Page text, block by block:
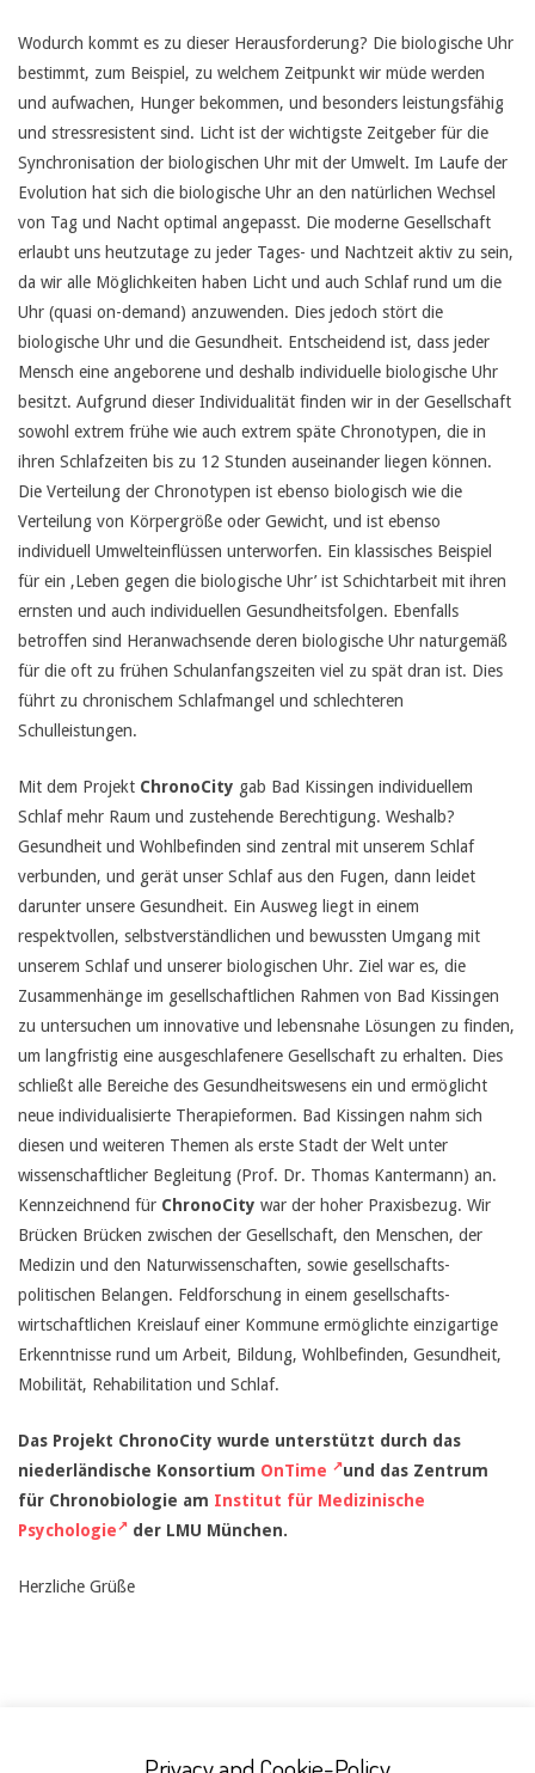
Wodurch kommt es zu dieser Herausforderung? Die biologische Uhr
bestimmt, zum Beispiel, zu welchem Zeitpunkt wir müde werden
und aufwachen, Hunger bekommen, und besonders leistungsfähig
und stressresistent sind. Licht ist der wichtigste Zeitgeber für die
Synchronisation der biologischen Uhr mit der Umwelt. Im Laufe der
Evolution hat sich die biologische Uhr an den natürlichen Wechsel
von Tag und Nacht optimal angepasst. Die moderne Gesellschaft
erlaubt uns heutzutage zu jeder Tages- und Nachtzeit aktiv zu sein,
da wir alle Möglichkeiten haben Licht und auch Schlaf rund um die
Uhr (quasi on-demand) anzuwenden. Dies jedoch stört die
biologische Uhr und die Gesundheit. Entscheidend ist, dass jeder
Mensch eine angeborene und deshalb individuelle biologische Uhr
besitzt. Aufgrund dieser Individualität finden wir in der Gesellschaft
sowohl extrem frühe wie auch extrem späte Chronotypen, die in
ihren Schlafzeiten bis zu 12 Stunden auseinander liegen können.
Die Verteilung der Chronotypen ist ebenso biologisch wie die
Verteilung von Körpergröße oder Gewicht, und ist ebenso
individuell Umwelteinflüssen unterworfen. Ein klassisches Beispiel
für ein ‚Leben gegen die biologische Uhr’ ist Schichtarbeit mit ihren
ernsten und auch individuellen Gesundheitsfolgen. Ebenfalls
betroffen sind Heranwachsende deren biologische Uhr naturgemäß
für die oft zu frühen Schulanfangszeiten viel zu spät dran ist. Dies
führt zu chronischem Schlafmangel und schlechteren
Schulleistungen.
Mit dem Projekt ChronoCity gab Bad Kissingen individuellem
Schlaf mehr Raum und zustehende Berechtigung. Weshalb?
Gesundheit und Wohlbefinden sind zentral mit unserem Schlaf
verbunden, und gerät unser Schlaf aus den Fugen, dann leidet
darunter unsere Gesundheit. Ein Ausweg liegt in einem
respektvollen, selbstverständlichen und bewussten Umgang mit
unserem Schlaf und unserer biologischen Uhr. Ziel war es, die
Zusammenhänge im gesellschaftlichen Rahmen von Bad Kissingen
zu untersuchen um innovative und lebensnahe Lösungen zu finden,
um langfristig eine ausgeschlafenere Gesellschaft zu erhalten. Dies
schließt alle Bereiche des Gesundheitswesens ein und ermöglicht
neue individualisierte Therapieformen. Bad Kissingen nahm sich
diesen und weiteren Themen als erste Stadt der Welt unter
wissenschaftlicher Begleitung (Prof. Dr. Thomas Kantermann) an.
Kennzeichnend für ChronoCity war der hoher Praxisbezug. Wir
Brücken Brücken zwischen der Gesellschaft, den Menschen, der
Medizin und den Naturwissenschaften, sowie gesellschafts-
politischen Belangen. Feldforschung in einem gesellschafts-
wirtschaftlichen Kreislauf einer Kommune ermöglichte einzigartige
Erkenntnisse rund um Arbeit, Bildung, Wohlbefinden, Gesundheit,
Mobilität, Rehabilitation und Schlaf.
Das Projekt ChronoCity wurde unterstützt durch das
niederländische Konsortium OnTime
und das Zentrum
für Chronobiologie am Institut für Medizinische
Psychologie
der LMU München.
Herzliche Grüße